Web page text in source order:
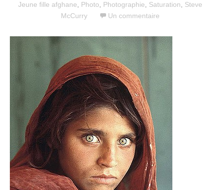
Jeune fille afghane
Photo Photographie Saturation
Steve
McCurry
Un commentaire